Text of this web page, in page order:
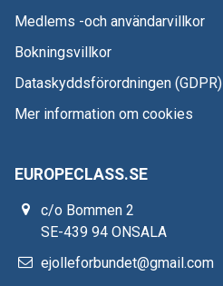
Medlems -och användarvillkor
Bokningsvillkor
Dataskyddsförordningen (GDPR)
Mer information om cookies
EUROPECLASS.SE
c/o Bommen 2
SE-439 94 ONSALA
ejolleforbundet@gmail.com